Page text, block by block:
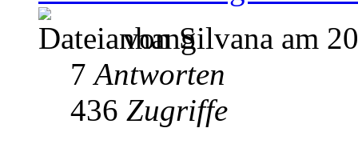
von Silvana am
7Antworten
436 Zugriffe